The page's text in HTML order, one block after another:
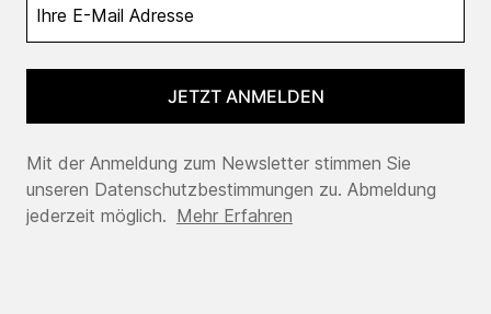
JETZT ANMELDEN
Mit der Anmeldung zum Newsletter stimmen Sie
unseren Datenschutzbestimmungen zu. Abmeldung
jederzeit möglich. Mehr Erfahren